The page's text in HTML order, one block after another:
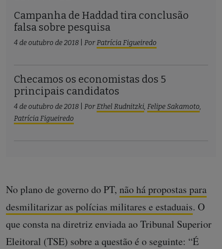
Campanha de Haddad tira conclusão
falsa sobre pesquisa
4 de outubro de 2018 PorPatrícia Figueiredo
Checamos os economistas dos 5
principais candidatos
4 de outubro de 2018 PorEthel Rudnitzki, Felipe Sakamoto,
Patrícia Figueiredo
No plano de governo do PT, não há propostas para
desmilitarizar as polícias militares e estaduais. O
que consta na diretriz enviada ao Tribunal Superior
Eleitoral (TSE) sobre a questão é o seguinte: “É